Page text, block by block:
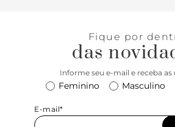
Fique por
das
Informe seu e-mail e receba as
Feminino Masculino
E-mail*